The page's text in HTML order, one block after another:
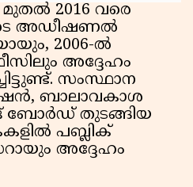
2016 വരെ
അഡീഷണൽ
2006-ൽ
അദ്ദേഹം
സംസ്ഥാന
ബാലാവകാശ
ബോർഡ് തുടങ്ങിയ
പബ്ലിക്
അദ്ദേഹം